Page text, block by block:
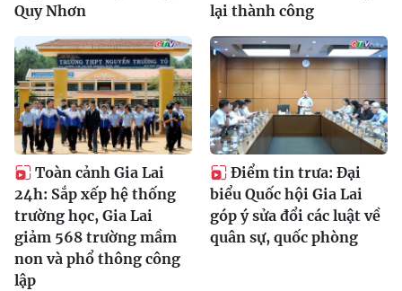
Quy Nhơn
lại thành công
Toàn cảnh Gia Lai
24h: Sắp xếp hệ thống
trường học, Gia Lai
giảm 568 trường mầm
non và phổ thông công
lập
Điểm tin trưa: Đại
biểu Quốc hội Gia Lai
góp ý sửa đổi các luật về
quân sự, quốc phòng